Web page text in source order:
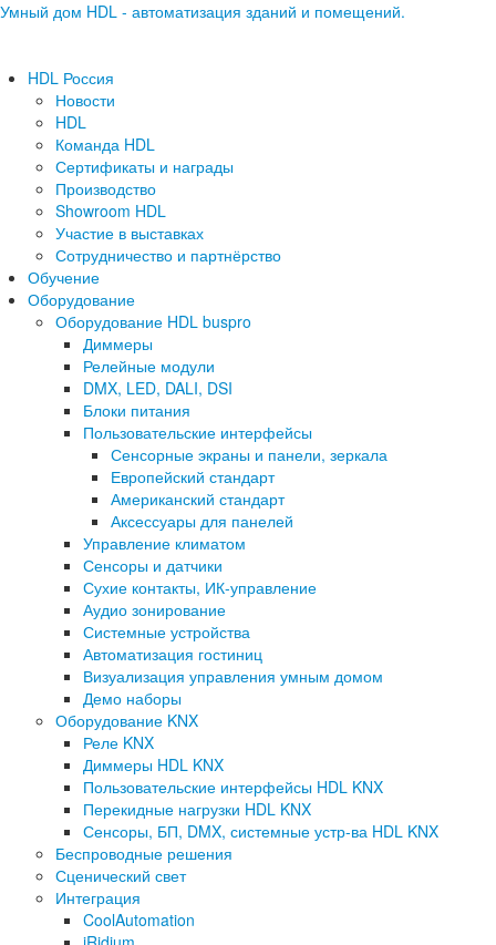
Умный дом HDL - автоматизация зданий и помещений.
HDL Россия
Новости
HDL
Команда HDL
Сертификаты и награды
Производство
Showroom HDL
Участие в выставках
Сотрудничество и партнёрство
Обучение
Оборудование
Оборудование HDL buspro
Диммеры
Релейные модули
DMX, LED, DALI, DSI
Блоки питания
Пользовательские интерфейсы
Сенсорные экраны и панели, зеркала
Европейский стандарт
Американский стандарт
Аксессуары для панелей
Управление климатом
Сенсоры и датчики
Сухие контакты, ИК-управление
Аудио зонирование
Системные устройства
Автоматизация гостиниц
Визуализация управления умным домом
Демо наборы
Оборудование KNX
Реле KNX
Диммеры HDL KNX
Пользовательские интерфейсы HDL KNX
Перекидные нагрузки HDL KNX
Сенсоры, БП, DMX, системные устр-ва HDL KNX
Беспроводные решения
Сценический свет
Интеграция
CoolAutomation